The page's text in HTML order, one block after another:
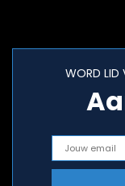
WORD LID